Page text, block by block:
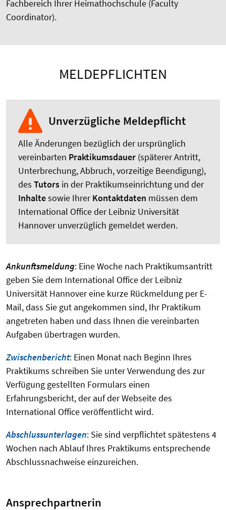
Fachbereich Ihrer Heimathochschule (Faculty
Coordinator).
MELDEPFLICHTEN
Unverzügliche Meldepflicht
Alle Änderungen bezüglich der ursprünglich
vereinbarten Praktikumsdauer (späterer Antritt,
Unterbrechung, Abbruch, vorzeitige Beendigung),
des Tutors in der Praktikumseinrichtung und der
Inhaltesowie IhrerKontaktdaten müssen dem
International Office der Leibniz Universität
Hannover unverzüglich gemeldet werden.
Ankunftsmeldung: Eine Woche nach Praktikumsantritt
geben Sie dem International Office der Leibniz
Universität Hannover eine kurze Rückmeldung per E-
Mail, dass Sie gut angekommen sind, Ihr Praktikum
angetreten haben und dass Ihnen die vereinbarten
Aufgaben übertragen wurden.
Zwischenbericht: Einen Monat nach Beginn Ihres
Praktikums schreiben Sie unter Verwendung des zur
Verfügung gestellten Formulars einen
Erfahrungsbericht, der auf der Webseite des
International Office veröffentlicht wird.
Abschlussunterlagen: Sie sind verpflichtet spätestens 4
Wochen nach Ablauf Ihres Praktikums entsprechende
Abschlussnachweise einzureichen.
Ansprechpartnerin